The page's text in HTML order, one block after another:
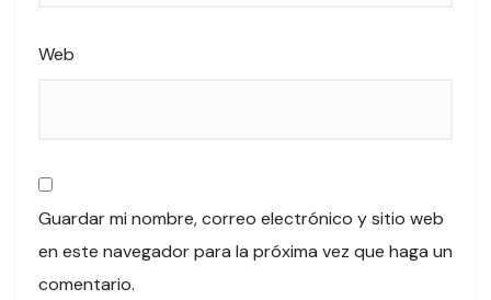
Web
Guardar mi nombre, correo electrónico y sitio web
en este navegador para la próxima vez que haga un
comentario.